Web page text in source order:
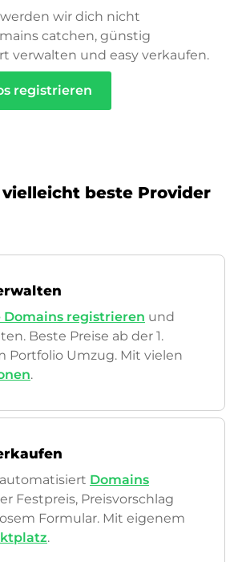
wir dich nicht
catchen, günstig
verwalten und easy verkaufen.
registrieren
beste Provider
Domains registrieren und
Beste Preise ab der 1.
Portfolio Umzug. Mit vielen
.
Domains
Festpreis, Preisvorschlag
Formular. Mit eigenem
.